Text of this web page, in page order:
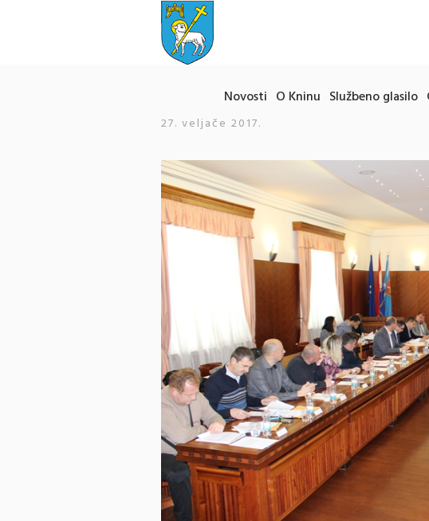
Novosti O Kninu Službeno glasilo
27. veljače 2017.